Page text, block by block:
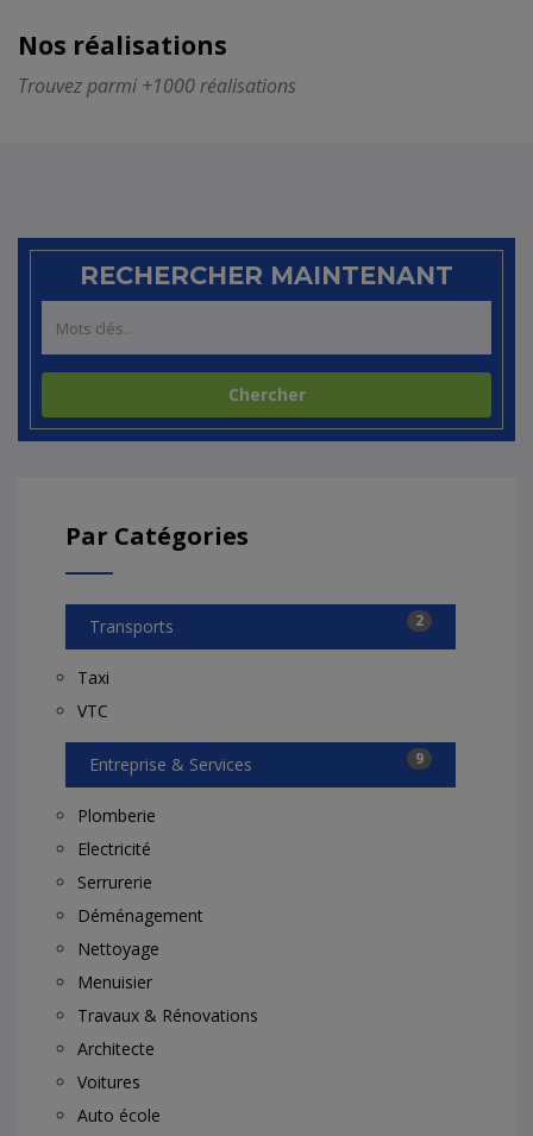
Nos réalisations
Trouvez parmi +1000 réalisations
RECHERCHER MAINTENANT
Par Catégories
2
Transports
Taxi
VTC
9
Entreprise & Services
Plomberie
Electricité
Serrurerie
Déménagement
Nettoyage
Menuisier
Travaux & Rénovations
Architecte
Voitures
Auto école